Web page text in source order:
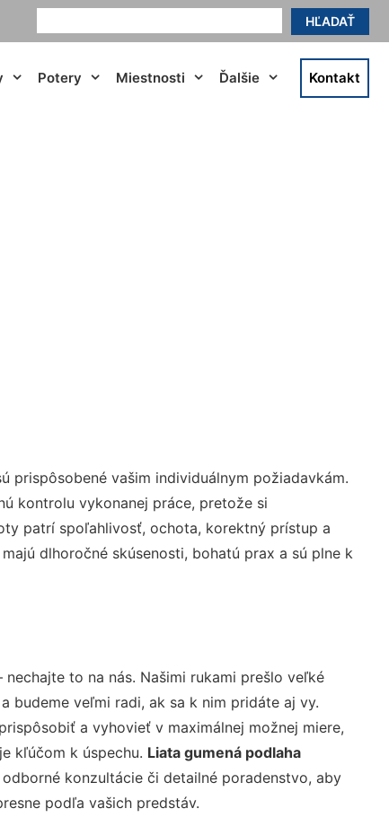
HĽADAŤ
Potery Miestnosti Ďalšie Kontakt
prispôsobené vašim individuálnym požiadavkám.
kontrolu vykonanej práce, pretože si
patrí spoľahlivosť, ochota, korektný prístup a
dlhoročné skúsenosti, bohatú prax a sú plne k
nechajte to na nás. Našimi rukami prešlo veľké
budeme veľmi radi, ak sa k nim pridáte aj vy.
a vyhovieť v maximálnej možnej miere,
kľúčom k úspechu. Liata gumená podlaha
konzultácie či detailné poradenstvo, aby
podľa vašich predstáv.